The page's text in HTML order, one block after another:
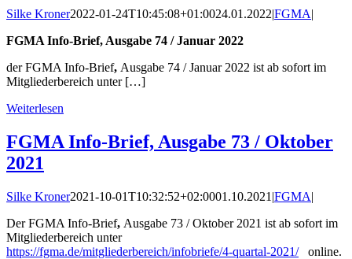
Silke Kroner2022-01-24T10:45:08+01:0024.01.2022|FGMA|
FGMA Info-Brief, Ausgabe 74 / Januar 2022
der FGMA Info-Brief, Ausgabe 74 / Januar 2022 ist ab sofort im
Mitgliederbereich unter […]
Weiterlesen
FGMA Info-Brief, Ausgabe 73 / Oktober
2021
Silke Kroner2021-10-01T10:32:52+02:0001.10.2021 |FGMA|
Der FGMA Info-Brief, Ausgabe 73 / Oktober 2021 ist ab sofort im
Mitgliederbereich unter
https://fgma.de/mitgliederbereich/infobriefe/4-quartal-2021/online.